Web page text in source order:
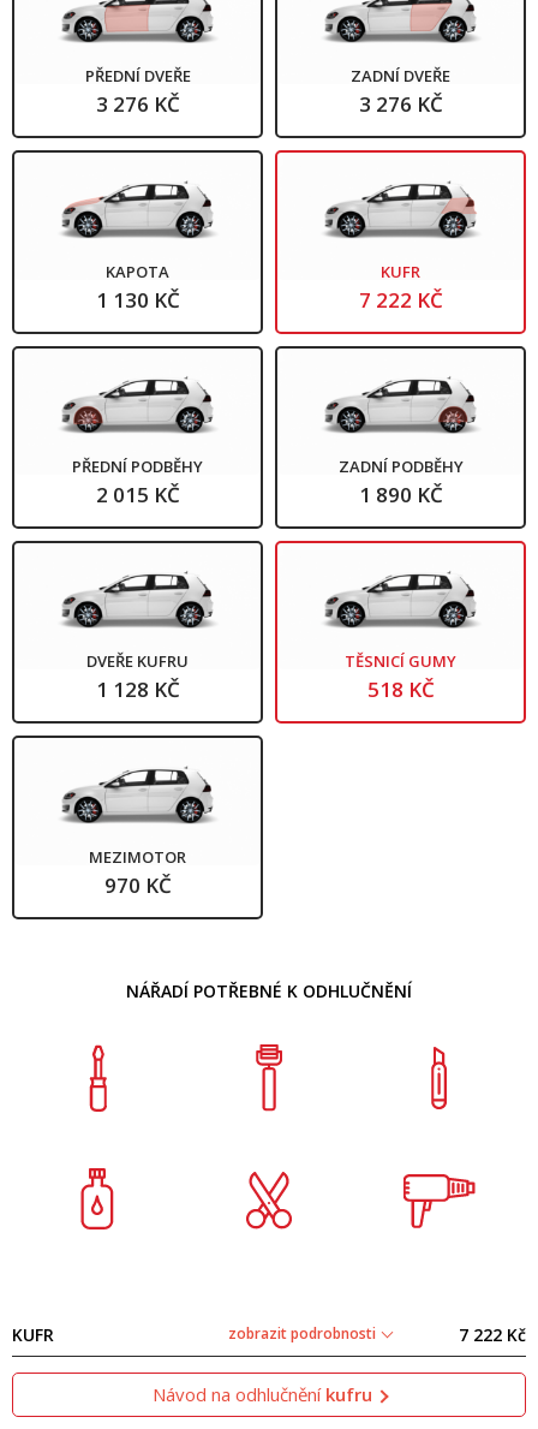
PŘEDNÍ DVEŘE
3 276 KČ
ZADNÍ DVEŘE
3 276 KČ
KAPOTA
1 130 KČ
KUFR
7 222 KČ
PŘEDNÍ PODBĚHY
2 015 KČ
ZADNÍ PODBĚHY
1 890 KČ
DVEŘE KUFRU
1 128 KČ
TĚSNICÍ GUMY
518 KČ
MEZIMOTOR
970 KČ
NÁŘADÍ POTŘEBNÉ K ODHLUČNĚNÍ
KUFR zobrazit podrobnosti 7 222 Kč
Návod na odhlučnění kufru